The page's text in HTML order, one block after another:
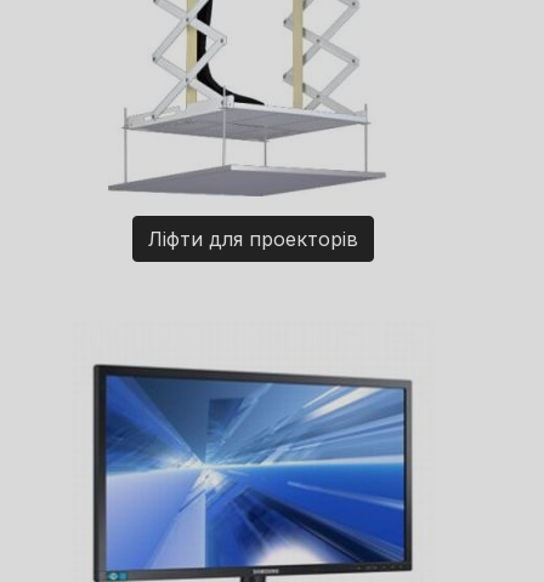
Ліфти для проекторів